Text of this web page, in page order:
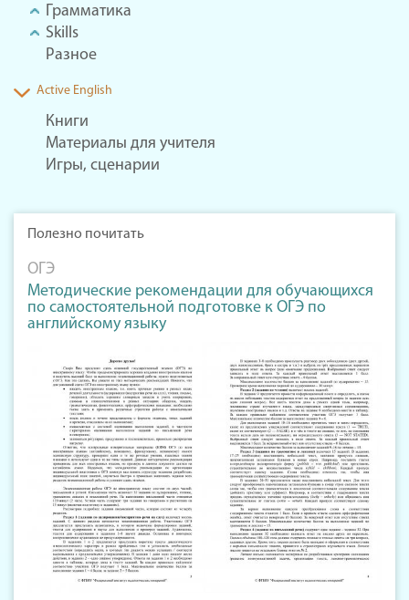
Грамматика
Skills
Разное
Active English
Книги
Материалы для учителя
Игры, сценарии
Полезно почитать
ОГЭ
Методические рекомендации для обучающихся
по самостоятельной подготовке к ОГЭ по
английскому языку